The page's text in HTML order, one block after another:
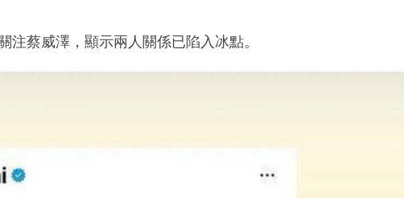
注蔡威澤，顯示兩人關係已陷入冰點。